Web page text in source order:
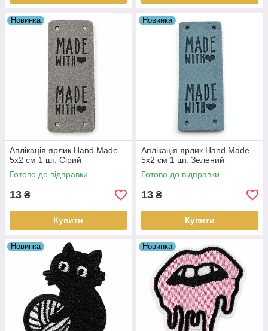
Новинка
Аплікація ярлик Hand Made
5х2 см 1 шт. Сірий
Готово до відправки
13 ₴
Купити
Новинка
Аплікація ярлик Hand Made
5х2 см 1 шт. Зелений
Готово до відправки
13 ₴
Купити
Новинка Новинка